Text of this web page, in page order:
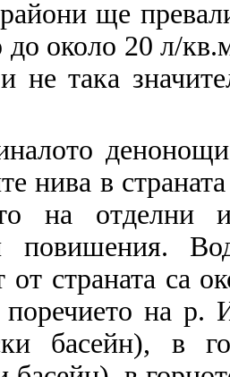
ще
около 20 л/
не така
нива в
на отделни
повишения.
от страната са
поречието на
басейн), в